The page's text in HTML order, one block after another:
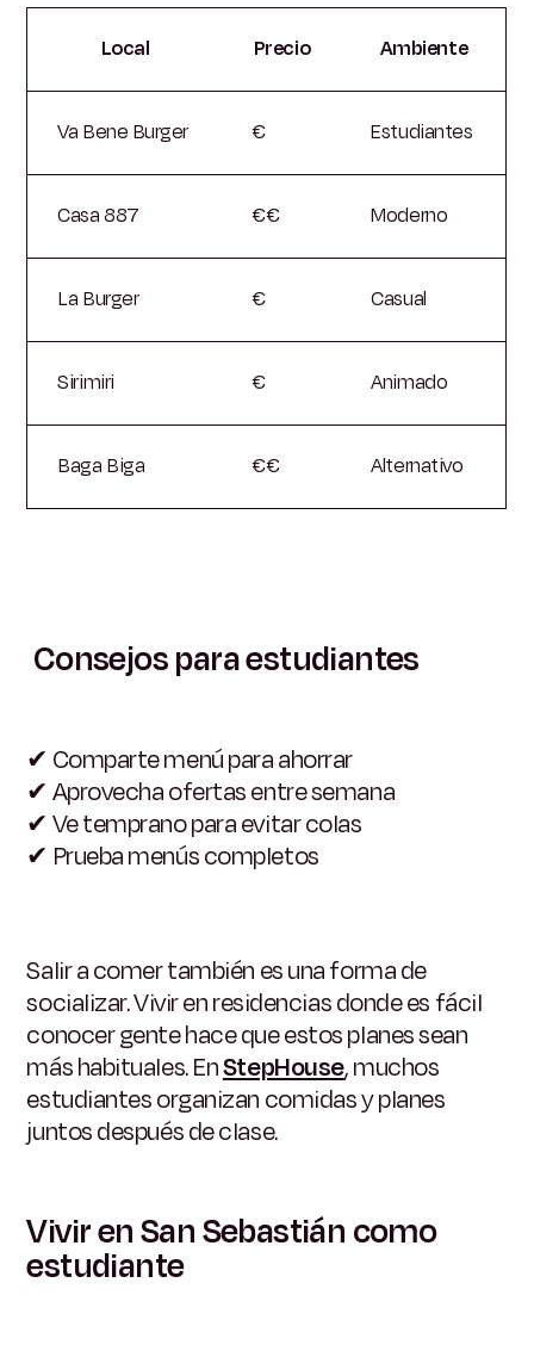
Local Precio Ambiente
Va Bene Burger € Estudiantes
Casa 887 €€ Moderno
La Burger € Casual
Sirimiri € Animado
Baga Biga €€ Alternativo
Consejos para estudiantes
✔ Comparte menú para ahorrar
✔ Aprovecha ofertas entre semana
✔ Ve temprano para evitar colas
✔ Prueba menús completos
Salir a comer también es una forma de
socializar. Vivir en residencias donde es fácil
conocer gente hace que estos planes sean
más habituales. EnStepHouse, muchos
estudiantes organizan comidas y planes
juntos después de clase.
Vivir en San Sebastián como
estudiante